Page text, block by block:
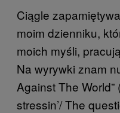
Ciągle
moim dzienniku,
moich myśli,
Na wyrywki znam
Against The
stressin’/ The